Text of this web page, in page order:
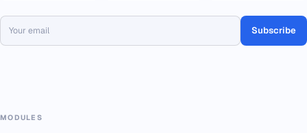
Subscribe
MODULES